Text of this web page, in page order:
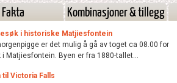
Fakta Kombinasjoner & tillegg
i historiske Matjiesfontein
er det mulig å gå av toget ca 08.00 for
i Matjiesfontein. Byen er fra 1880-tallet...
til Victoria Falls